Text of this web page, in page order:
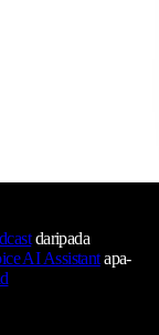
daripada
AI Assistantapa-